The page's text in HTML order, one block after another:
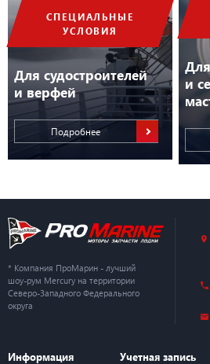
СПЕЦИАЛЬНЫЕ
УСЛОВИЯ
Для судостроителей
и верфей
Подробнее
и
* Компания ПроМарин - лучший
шоу-рум Mercury на территории
Северо-Западного Федерального
округа
Информация Учетная запись